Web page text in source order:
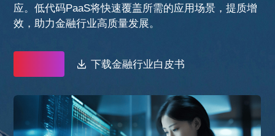
应。低代码PaaS将快速覆盖所需的应用场景，提质增
效，助力金融行业高质量发展。
下载金融行业白皮书